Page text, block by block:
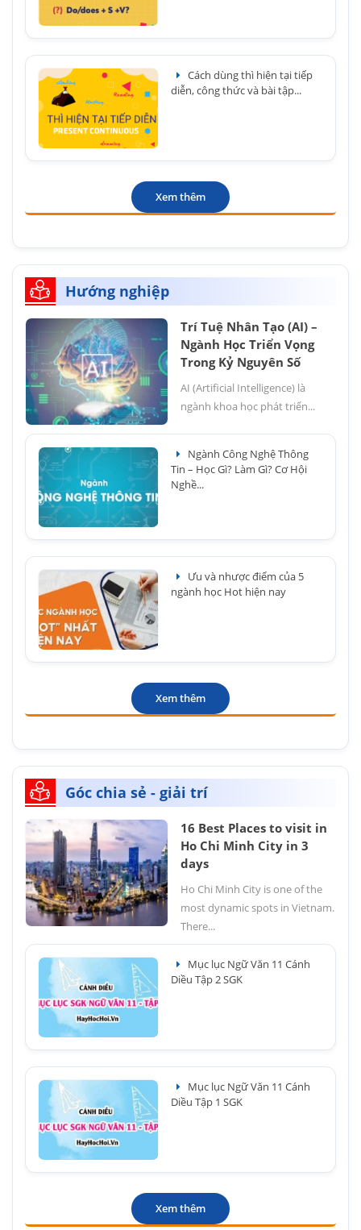
Cách dùng thì hiện tại tiếp
diễn, công thức và bài tập...
Xem thêm
Hướng nghiệp
Trí Tuệ Nhân Tạo (AI) –
Ngành Học Triển Vọng
Trong Kỷ Nguyên Số
AI (Artificial Intelligence) là
ngành khoa học phát triển...
Ngành Công Nghệ Thông
Tin – Học Gì? Làm Gì? Cơ Hội
Nghề...
Ưu và nhược điểm của 5
ngành học Hot hiện nay
Xem thêm
Góc chia sẻ - giải trí
16 Best Places to visit in
Ho Chi Minh City in 3
days
Ho Chi Minh City is one of the
most dynamic spots in Vietnam.
There...
Mục lục Ngữ Văn 11 Cánh
Diều Tập 2 SGK
Mục lục Ngữ Văn 11 Cánh
Diều Tập 1 SGK
Xem thêm